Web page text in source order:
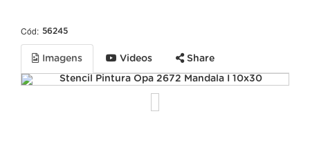
Cód: 56245
Imagens Videos Share